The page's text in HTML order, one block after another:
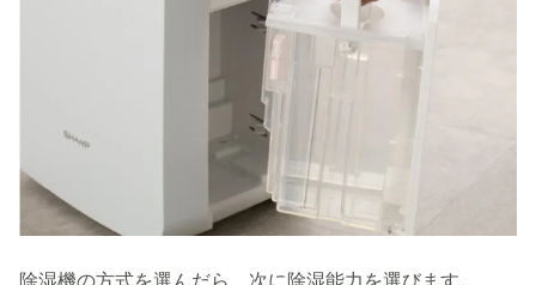
除湿機の方式を選んだら、次に除湿能力を選びます。